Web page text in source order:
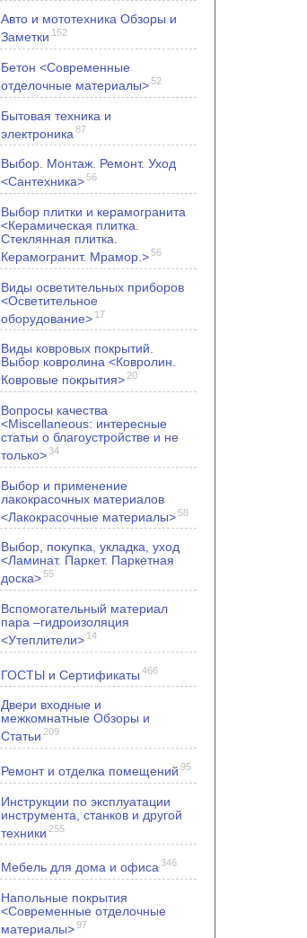
Авто и мототехника Обзоры и
Заметки 152
Бетон <Современные
отделочные материалы>52
Бытовая техника и
электроника 87
Выбор. Монтаж. Ремонт. Уход
<Сантехника>56
Выбор плитки и керамогранита
<Керамическая плитка.
Стеклянная плитка.
Керамогранит. Мрамор.>56
Виды осветительных приборов
<Осветительное
оборудование> 17
Виды ковровых покрытий.
Выбор ковролина <Ковролин.
Ковровые покрытия> 20
Вопросы качества
<Miscellaneous: интересные
статьи о благоустройстве и не
только>34
Выбор и применение
лакокрасочных материалов
<Лакокрасочные материалы>58
Выбор, покупка, укладка, уход
<Ламинат. Паркет. Паркетная
доска>55
Вспомогательный материал
пара –гидроизоляция
<Утеплители> 14
ГОСТЫ и Сертификаты 466
Двери входные и
межкомнатные Обзоры и
Статьи 209
Ремонт и отделка помещений 95
Инструкции по эксплуатации
инструмента, станков и другой
техники 255
Мебель для дома и офиса 346
Напольные покрытия
<Современные отделочные
материалы>97